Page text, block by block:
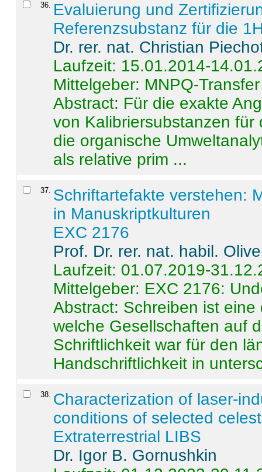
36. Evaluierung und
Referenzsubstanz für die
Dr. rer. nat. Christian
Laufzeit: 15.01.2014-
Mittelgeber: MNPQ-Transfer
Abstract: Für die exakte
von Kalibriersubstanzen
die organische
als relative prim ...
37. Schriftartefakte verstehen:
in Manuskriptkulturen
EXC 2176
Prof. Dr. rer. nat. habil.
Laufzeit: 01.07.2019-
Mittelgeber: EXC 2176:
Abstract: Schreiben ist
welche Gesellschaften auf
Schriftlichkeit war für den
Handschriftlichkeit in
38. Characterization of laser-
conditions of selected
Extraterrestrial LIBS
Dr. Igor B. Gornushkin